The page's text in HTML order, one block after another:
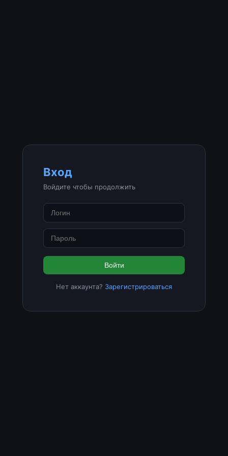
Вход
Войдите чтобы продолжить
Войти
Нет аккаунта? Зарегистрироваться